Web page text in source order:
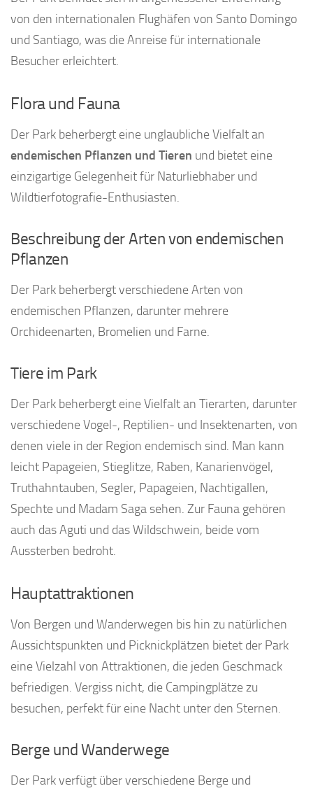
von den internationalen Flughäfen von Santo Domingo
und Santiago, was die Anreise für internationale
Besucher erleichtert.
Flora und Fauna
Der Park beherbergt eine unglaubliche Vielfalt an
endemischen Pflanzen und Tieren und bietet eine
einzigartige Gelegenheit für Naturliebhaber und
Wildtierfotografie-Enthusiasten.
Beschreibung der Arten von endemischen
Pflanzen
Der Park beherbergt verschiedene Arten von
endemischen Pflanzen, darunter mehrere
Orchideenarten, Bromelien und Farne.
Tiere im Park
Der Park beherbergt eine Vielfalt an Tierarten, darunter
verschiedene Vogel-, Reptilien- und Insektenarten, von
denen viele in der Region endemisch sind. Man kann
leicht Papageien, Stieglitze, Raben, Kanarienvögel,
Truthahntauben, Segler, Papageien, Nachtigallen,
Spechte und Madam Saga sehen. Zur Fauna gehören
auch das Aguti und das Wildschwein, beide vom
Aussterben bedroht.
Hauptattraktionen
Von Bergen und Wanderwegen bis hin zu natürlichen
Aussichtspunkten und Picknickplätzen bietet der Park
eine Vielzahl von Attraktionen, die jeden Geschmack
befriedigen. Vergiss nicht, die Campingplätze zu
besuchen, perfekt für eine Nacht unter den Sternen.
Berge und Wanderwege
Der Park verfügt über verschiedene Berge und